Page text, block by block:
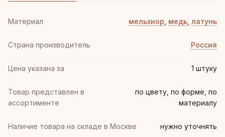
Материал мельхиор медь латунь
Страна производитель Россия
Цена указана за 1 штуку
Товар представлен в
ассортименте
по цвету, по форме, по
материалу
Наличие товара на складе в Москве нужно уточнять